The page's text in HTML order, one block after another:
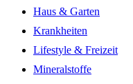
Haus & Garten
Krankheiten
Lifestyle & Freizeit
Mineralstoffe